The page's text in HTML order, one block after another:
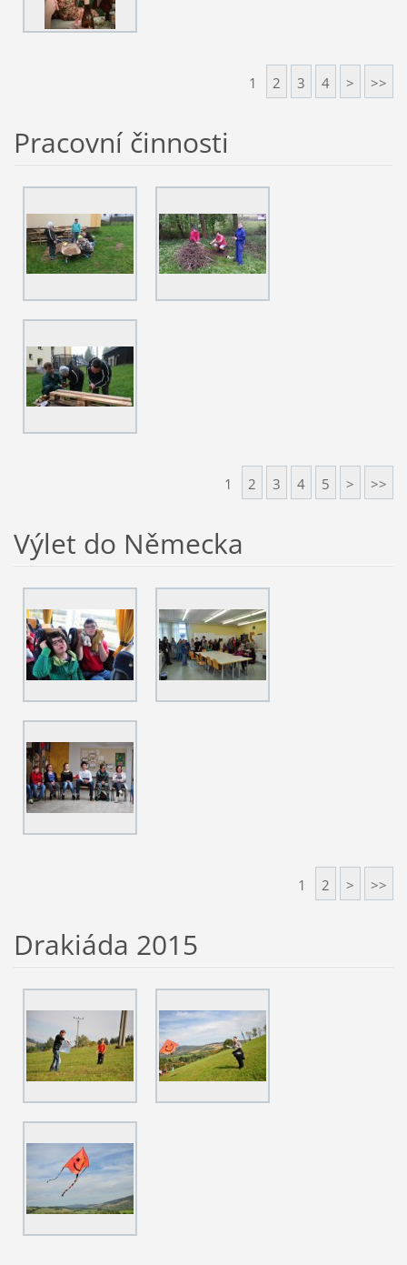
1 2 3 4 > >>
Pracovní činnosti
1 2 3 4 5 > >>
Výlet do Německa
1 2 > >>
Drakiáda 2015